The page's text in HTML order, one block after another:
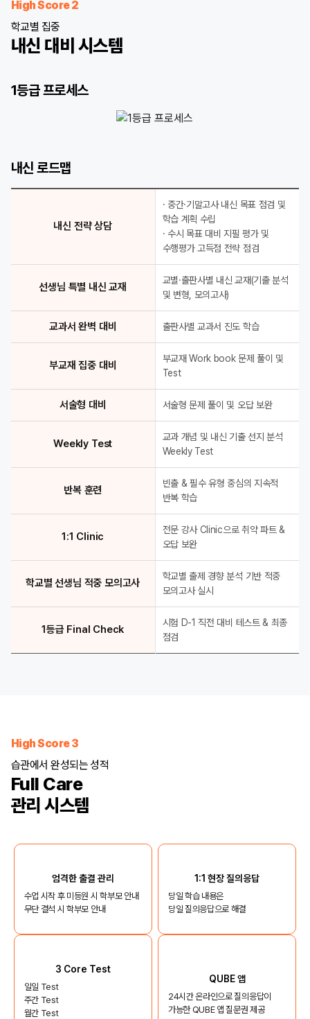
High Score 2
학교별 집중
내신 대비 시스템
1등급 프로세스
D-1 최종 점검 1등급 Final Check
학교 기출 완벽 분석 선생님 특별 내신 교재
취약점 완벽 제거 전임 강사 클리닉
내신 로드맵
내신 전략 상담
· 중간·기말고사 내신 목표 점검 및
학습 계획 수립
· 수시 목표 대비 지필 평가 및
수행평가 고득점 전략 점검
선생님 특별 내신 교재
교별·출판사별 내신 교재(기출 분석
및 변형, 모의고사)
교과서 완벽 대비 출판사별 교과서 진도 학습
부교재 집중 대비
부교재 Work book 문제 풀이 및
Test
서술형 대비 서술형 문제 풀이 및 오답 보완
Weekly Test
교과 개념 및 내신 기출 선지 분석
Weekly Test
반복 훈련
빈출 & 필수 유형 중심의 지속적
반복 학습
1:1 Clinic
전문 강사 Clinic으로 취약 파트 &
오답 보완
학교별 선생님 적중 모의고사
학교별 출제 경향 분석 기반 적중
모의고사 실시
1등급 Final Check
시험 D-1 직전 대비 테스트 & 최종
점검
High Score 3
습관에서 완성되는 성적
Full Care
관리 시스템
엄격한 출결 관리
수업 시작 후 미등원 시 학부모 안내
무단 결석 시 학부모 안내
1:1 현장 질의응답
당일 학습 내용은
당일 질의응답으로 해결
3 Core Test
일일 Test
주간 Test
월간 Test
QUBE 앱
24시간 온라인으로 질의응답이
가능한 QUBE 앱 질문권 제공